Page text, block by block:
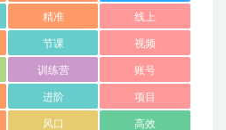
精准 线上
节课 视频
训练营 账号
进阶 项目
风口 高效